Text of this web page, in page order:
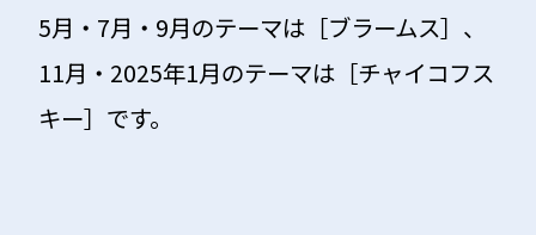
5月・7月・9月のテーマは［ブラームス］、
11月・2025年1月のテーマは［チャイコフス
キー］です。